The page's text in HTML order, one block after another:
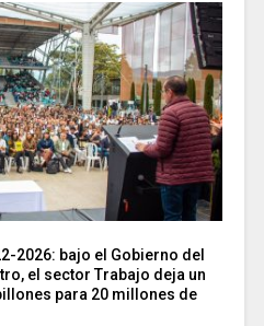
2026: bajo el Gobierno del
el sector Trabajo deja un
para 20 millones de